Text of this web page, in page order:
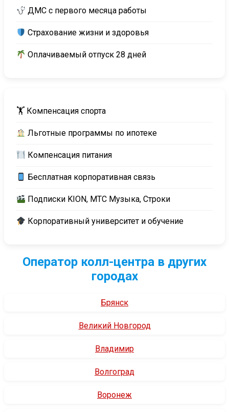
ДМС с первого месяца работы
Страхование жизни и здоровья
Оплачиваемый отпуск 28 дней
🏋️ Компенсация спорта
Льготные программы по ипотеке
Компенсация питания
Бесплатная корпоративная связь
Подписки KION, МТС Музыка, Строки
Корпоративный университет и обучение
Оператор колл-центра в других
городах
Брянск
Великий Новгород
Владимир
Волгоград
Воронеж